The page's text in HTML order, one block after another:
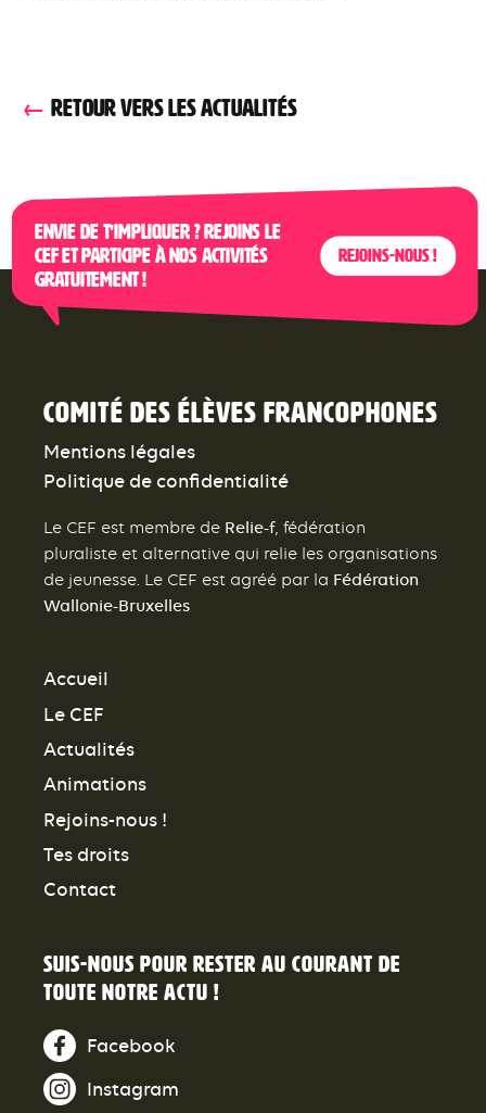
RETOUR VERS LES ACTUALITÉS
Envie de t’impliquer ? Rejoins le
CEF et participe à nos activités
gratuitement !
Rejoins-nous !
Comité des élèves francophones
Mentions légales
Politique de confidentialité
Le CEF est membre de Relie-f , fédération
pluraliste et alternative qui relie les organisations
de jeunesse. Le CEF est agréé par la Fédération
Wallonie-Bruxelles
Accueil
Le CEF
Actualités
Animations
Rejoins-nous !
Tes droits
Contact
Suis-nous pour rester au courant de
toute notre actu !
Facebook
Instagram